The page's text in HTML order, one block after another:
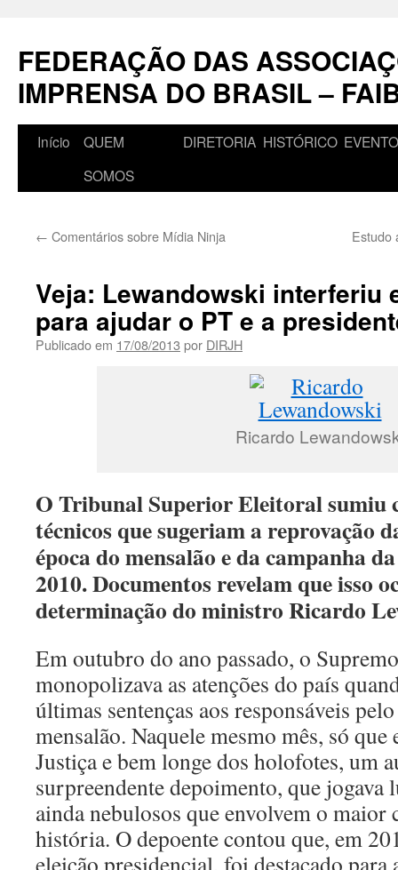
conteúdo
FEDERAÇÃO DAS
IMPRENSA DO BRASIL –
Início
QUEM
SOMOS
DIRETORIA HISTÓRICO
← Comentários sobre Mídia Ninja Estudo
Veja: Lewandowski interferiu
para ajudar o PT e a
Publicado em 17/08/2013 por DIRJH
Ricardo
O Tribunal Superior Eleitoral sumiu
técnicos que sugeriam a reprovação
época do mensalão e da campanha
2010. Documentos revelam que isso
determinação do ministro Ricardo
Em outubro do ano passado, o
monopolizava as atenções do país
últimas sentenças aos responsáveis
mensalão. Naquele mesmo mês, só
Justiça e bem longe dos holofotes, um
surpreendente depoimento, que jogava
ainda nebulosos que envolvem o maior
história. O depoente contou que, em
eleição presidencial, foi destacado para